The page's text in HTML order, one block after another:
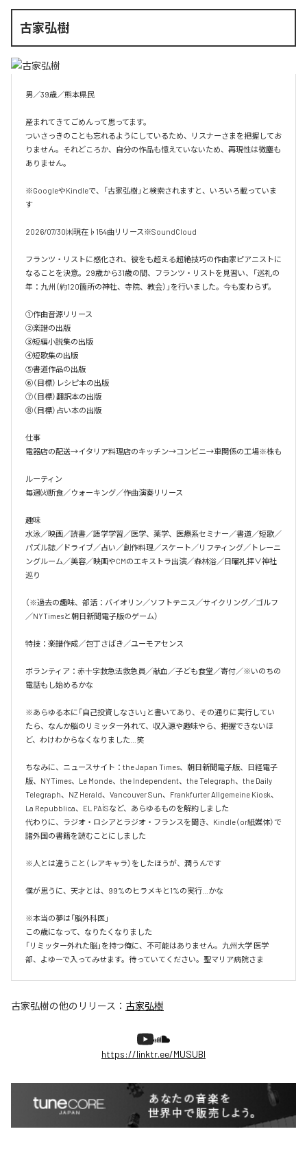
古家弘樹
男／39歳／熊本県民
産まれてきてごめんって思ってます。
ついさっきのことも忘れるようにしているため、リスナーさまを把握してお
りません。それどころか、自分の作品も憶えていないため、再現性は微塵も
ありません。
※GoogleやKindleで、「古家弘樹」と検索されますと、いろいろ載っていま
す
2026/07/30㈭現在♭154曲リリース※SoundCloud
フランツ・リストに感化され、彼をも超える超絶技巧の作曲家ピアニストに
なることを決意。29歳から31歳の間、フランツ・リストを見習い、「巡礼の
年：九州（約120箇所の神社、寺院、教会）」を行いました。今も変わらず。
①作曲音源リリース
②楽譜の出版
③短編小説集の出版
④短歌集の出版
⑤書道作品の出版
⑥（目標）レシピ本の出版
⑦（目標）翻訳本の出版
⑧（目標）占い本の出版
仕事
電器店の配送→イタリア料理店のキッチン→コンビニ→車関係の工場※株も
ルーティン
毎週㈫断食／ウォーキング／作曲演奏リリース
趣味
水泳／映画／読書／語学学習／医学、薬学、医療系セミナー／書道／短歌／
パズル誌／ドライブ／占い／創作料理／スケート／リフティング／トレーニ
ングルーム／美容／映画やCMのエキストラ出演／森林浴／日曜礼拝∨神社
巡り
（※過去の趣味、部活：バイオリン／ソフトテニス／サイクリング／ゴルフ
／NYTimesと朝日新聞電子版のゲーム）
特技：楽譜作成／包丁さばき／ユーモアセンス
ボランティア：赤十字救急法救急員／献血／子ども食堂／寄付／※いのちの
電話もし始めるかな
※あらゆる本に「自己投資しなさい」と書いてあり、その通りに実行してい
たら、なんか脳のリミッター外れて、収入源や趣味やら、把握できないほ
ど、わけわからなくなりました…笑
ちなみに、ニュースサイト：the Japan Times、朝日新聞電子版、日経電子
版、NYTimes、Le Monde、the Independent、the Telegraph、the Daily
Telegraph、NZ Herald、Vancouver Sun、Frankfurter Allgemeine Kiosk、
La Repubblica、EL PAÍSなど、あらゆるものを解約しました
代わりに、ラジオ・ロシアとラジオ・フランスを聞き、Kindle（or紙媒体）で
諸外国の書籍を読むことにしました
※人とは違うこと（レアキャラ）をしたほうが、潤うんです
僕が思うに、天才とは、99%のヒラメキと1%の実行…かな
※本当の夢は「脳外科医」
この歳になって、なりたくなりました
「リミッター外れた脳」を持つ俺に、不可能はありません。九州大学 医学
部、よゆーで入ってみせます。待っていてください。聖マリア病院さま
古家弘樹の他のリリース： 古家弘樹
https://linktr.ee/MUSUBI